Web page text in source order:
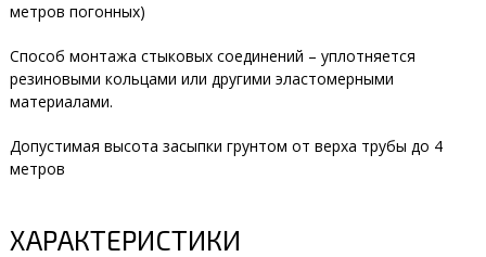
метров погонных)
Способ монтажа стыковых соединений – уплотняется
резиновыми кольцами или другими эластомерными
материалами.
Допустимая высота засыпки грунтом от верха трубы до 4
метров
ХАРАКТЕРИСТИКИ